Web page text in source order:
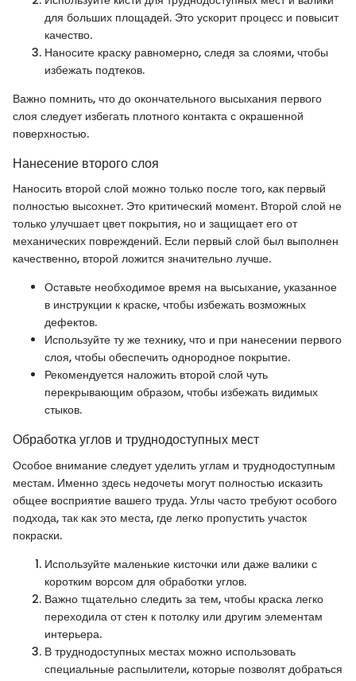
для больших площадей. Это ускорит процесс и повысит
качество.
Наносите краску равномерно, следя за слоями, чтобы
избежать подтеков.
Важно помнить, что до окончательного высыхания первого
слоя следует избегать плотного контакта с окрашенной
поверхностью.
Нанесение второго слоя
Наносить второй слой можно только после того, как первый
полностью высохнет. Это критический момент. Второй слой не
только улучшает цвет покрытия, но и защищает его от
механических повреждений. Если первый слой был выполнен
качественно, второй ложится значительно лучше.
Оставьте необходимое время на высыхание, указанное
в инструкции к краске, чтобы избежать возможных
дефектов.
Используйте ту же технику, что и при нанесении первого
слоя, чтобы обеспечить однородное покрытие.
Рекомендуется наложить второй слой чуть
перекрывающим образом, чтобы избежать видимых
стыков.
Обработка углов и труднодоступных мест
Особое внимание следует уделить углам и труднодоступным
местам. Именно здесь недочеты могут полностью исказить
общее восприятие вашего труда. Углы часто требуют особого
подхода, так как это места, где легко пропустить участок
покраски.
Используйте маленькие кисточки или даже валики с
коротким ворсом для обработки углов.
Важно тщательно следить за тем, чтобы краска легко
переходила от стен к потолку или другим элементам
интерьера.
В труднодоступных местах можно использовать
специальные распылители, которые позволят добраться